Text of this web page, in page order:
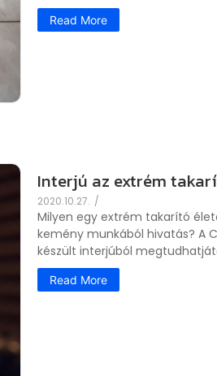
Read More
Interjú az extrém
2020.10.27. /
Milyen egy extrém takarító
kemény munkából hivatás? A
készült interjúból
Read More